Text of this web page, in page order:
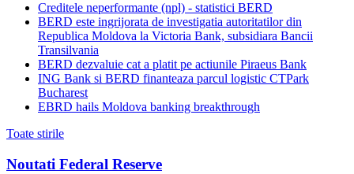
Creditele neperformante (npl) - statistici BERD
BERD este ingrijorata de investigatia autoritatilor din
Republica Moldova la Victoria Bank, subsidiara Bancii
Transilvania
BERD dezvaluie cat a platit pe actiunile Piraeus Bank
ING Bank si BERD finanteaza parcul logistic CTPark
Bucharest
EBRD hails Moldova banking breakthrough
Toate stirile
Noutati Federal Reserve